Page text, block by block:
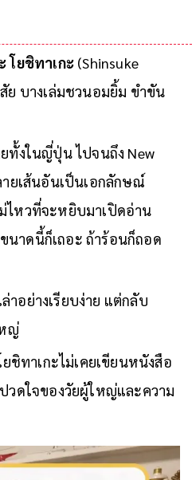
โยชิทาเกะ (Shinsuke
ย บางเล่มชวนอมยิ้ม ขำขัน
ทั้งในญี่ปุ่น ไปจนถึง New
ยเส้นอันเป็นเอกลักษณ์
ไหวที่จะหยิบมาเปิดอ่าน
าดนี้ก็เถอะ ถ้าร้อนก็ถอด
าอย่างเรียบง่าย แต่กลับ
ญ่
ชิทาเกะไม่เคยเขียนหนังสือ
วดใจของวัยผู้ใหญ่และความ